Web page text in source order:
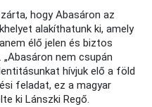
hogy Abasáron az
alakíthatunk ki, amely
élő jelen és biztos
nem csupán
hívjuk elő a föld
feladat, ez a magyar
ki Lánszki Regő.